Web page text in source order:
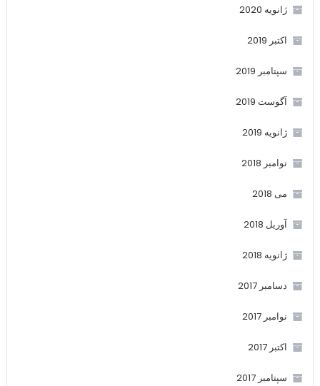
ژانویه 2020
اکتبر 2019
سپتامبر 2019
آگوست 2019
ژانویه 2019
نوامبر 2018
می 2018
آوریل 2018
ژانویه 2018
دسامبر 2017
نوامبر 2017
اکتبر 2017
سپتامبر 2017